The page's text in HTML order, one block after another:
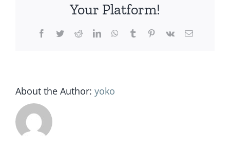
Your Platform!
Facebook
TwitterRedditLinkedInWhatsApp
TumblrPinterest
Vk
電
About the Author: yoko